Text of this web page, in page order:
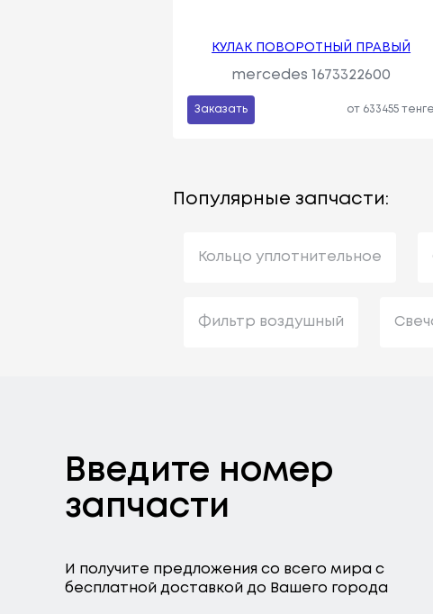
КУЛАК ПОВОРОТНЫЙ ПРАВЫЙ
mercedes 1673322600
Заказать от 633455 тенге
Популярные запчасти:
Кольцо уплотнительное
Фильтр воздушный
Введите номер
запчасти
И получите предложения со всего мира с
бесплатной доставкой до Вашего города